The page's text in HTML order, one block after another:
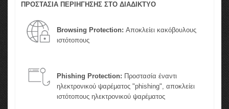
ΠΡΟΣΤΑΣΙΑ ΠΕΡΙΗΓΗΣΗΣ ΣΤΟ ΔΙΑΔΙΚΤΥΟ
Browsing Protection: Αποκλείει κακόβουλους
ιστότοπους
Phishing Protection: Προστασία έναντι
ηλεκτρονικού ψαρέματος "phishing", αποκλείει
ιστότοπους ηλεκτρονικού ψαρέματος